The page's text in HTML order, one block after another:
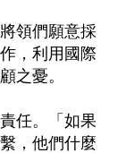
領們願意採
，利用國際
之憂。
任。「如果
，他們什麼